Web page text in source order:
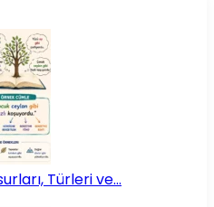
Türleri ve…